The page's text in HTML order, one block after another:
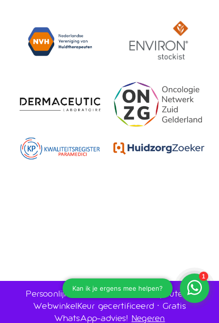
Persoonlijk advies door huidtherapeuten •
WebwinkelKeur gecertificeerd • Gratis
WhatsApp-advies!Negeren